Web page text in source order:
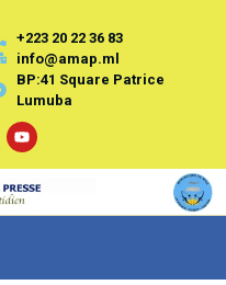
+223 20 22 36 83
info@amap.ml
BP:41 Square Patrice
Lumuba